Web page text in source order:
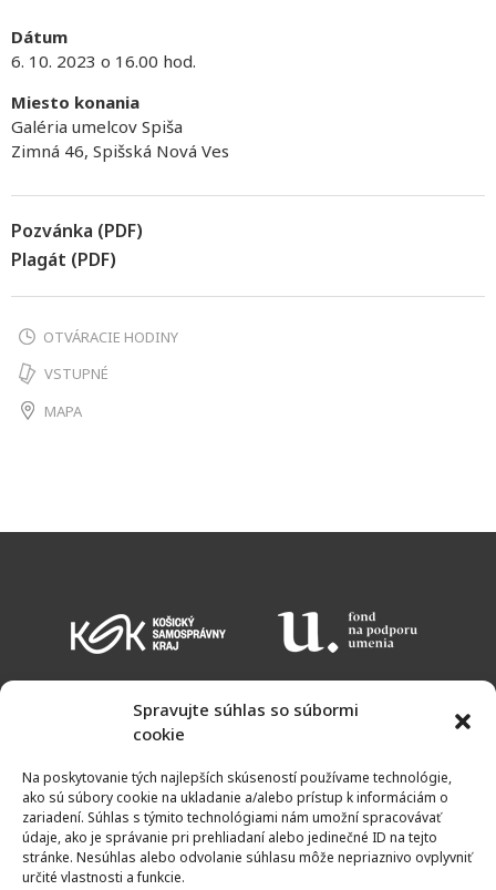
Spravujte súhlas so súbormi
cookie
Na poskytovanie tých najlepších skúseností používame technológie,
ako sú súbory cookie na ukladanie a/alebo prístup k informáciám o
zariadení. Súhlas s týmito technológiami nám umožní spracovávať
údaje, ako je správanie pri prehliadaní alebo jedinečné ID na tejto
stránke. Nesúhlas alebo odvolanie súhlasu môže nepriaznivo ovplyvniť
určité vlastnosti a funkcie.
Dátum
6. 10. 2023 o 16.00 hod.
Miesto konania
Galéria umelcov Spiša
Zimná 46, Spišská Nová Ves
Pozvánka (PDF)
Plagát (PDF)
OTVÁRACIE HODINY
VSTUPNÉ
MAPA
KALENDÁR PODUJATÍ
NEWSLETTER